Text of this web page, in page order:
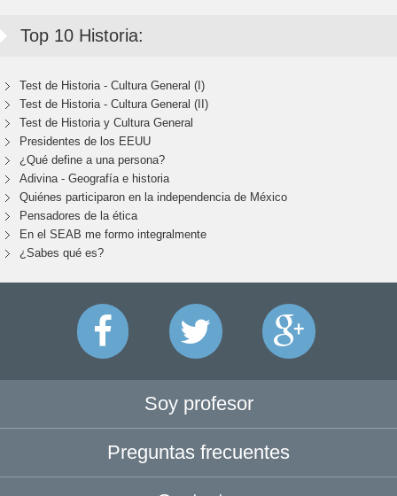
Top 10 Historia:
Test de Historia - Cultura General (I)
Test de Historia - Cultura General (II)
Test de Historia y Cultura General
Presidentes de los EEUU
¿Qué define a una persona?
Adivina - Geografía e historia
Quiénes participaron en la independencia de México
Pensadores de la ética
En el SEAB me formo integralmente
¿Sabes qué es?
Soy profesor
Preguntas frecuentes